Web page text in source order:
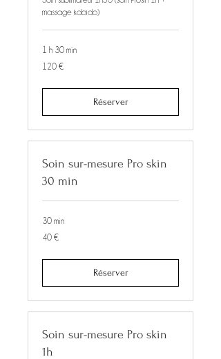
massage kobido)
1 h 30 min
120
euros
120 €
Réserver
Soin sur-mesure Pro skin
30 min
30 min
40
euros
40 €
Réserver
Soin sur-mesure Pro skin
1h